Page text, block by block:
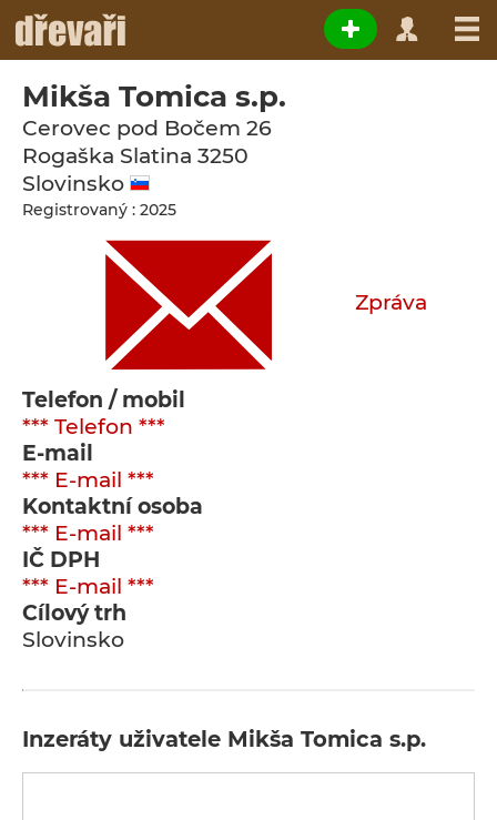
Mikša Tomica s.p.
Cerovec pod Bočem 26
Rogaška Slatina 3250
Slovinsko
Registrovaný : 2025
Zpráva
Telefon / mobil
*** Telefon ***
E-mail
*** E-mail ***
Kontaktní osoba
*** E-mail ***
IČ DPH
*** E-mail ***
Cílový trh
Slovinsko
Inzeráty uživatele Mikša Tomica s.p.